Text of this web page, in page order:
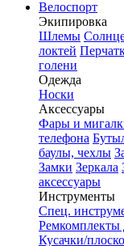
Велоспорт
Экипировка
Шлемы
локтей
голени
Одежда
Носки
Аксессуары
Фары и
телефона
баулы, чехлы
Замки Зеркала
аксессуары
Инструменты
Спец.
Ремкомплекты
Кусачки/